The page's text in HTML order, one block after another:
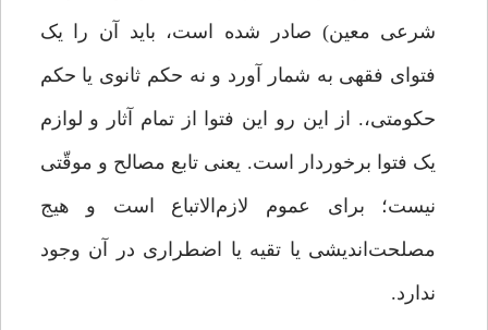
شرعی معین) صادر شده است،‌ باید آن را یک
فتوای فقهی به شمار آورد و نه حکم ثانوی یا حکم
حکومتی،. از این رو این فتوا از تمام آثار و لوازم
یک فتوا برخوردار است. یعنی تابع مصالح و موقّتی
نیست؛ برای عموم لازم‌الاتباع است و هیج
مصلحت‌اندیشی یا تقیه‌ یا اضطراری در آن وجود
ندارد.